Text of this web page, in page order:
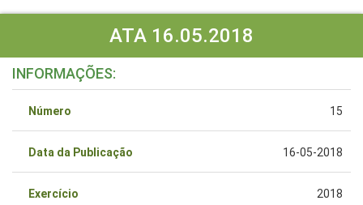
ATA 16.05.2018
INFORMAÇÕES:
Número 15
Data da Publicação 16-05-2018
Exercício 2018